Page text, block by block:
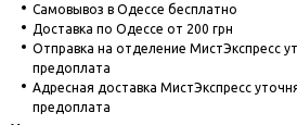
Cамовывоз в Одессе бесплатно
Доставка по Одессе от 200 грн
Отправка на отделение МистЭкспресс
предоплата
Адресная доставка МистЭкспресс
предоплата